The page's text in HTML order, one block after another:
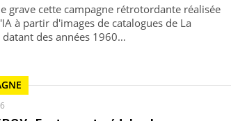
grave cette campagne rétrotordante réalisée
à partir d'images de catalogues de La
datant des années 1960…